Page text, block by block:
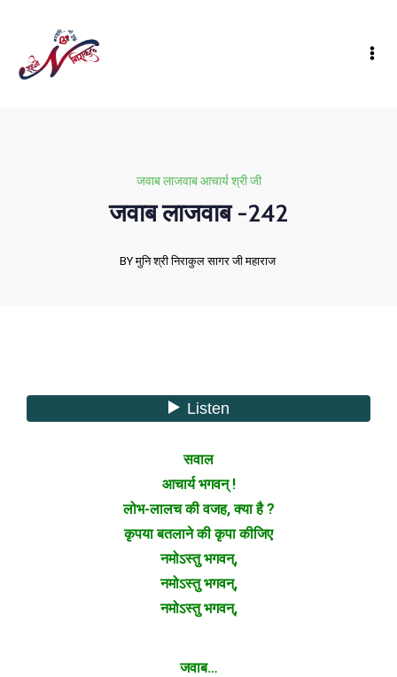
जवाब लाजवाब आचार्य श्री जी
जवाब लाजवाब -242
BY मुनि श्री निराकुल सागर जी महाराज
सवाल
आचार्य भगवन् !
लोभ-लालच की वजह, क्या है ?
कृपया बतलाने की कृपा कीजिए
नमोऽस्तु भगवन्,
नमोऽस्तु भगवन्,
नमोऽस्तु भगवन्,
जवाब…